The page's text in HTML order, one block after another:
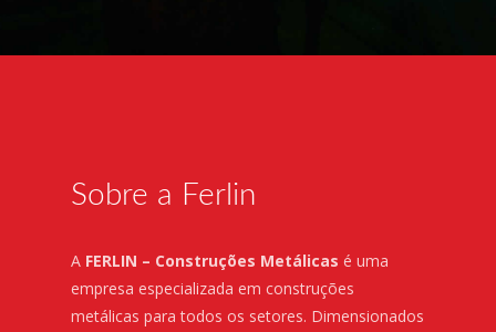
Sobre a Ferlin
A FERLIN – Construções Metálicas é uma
empresa especializada em construções
metálicas para todos os setores. Dimensionados